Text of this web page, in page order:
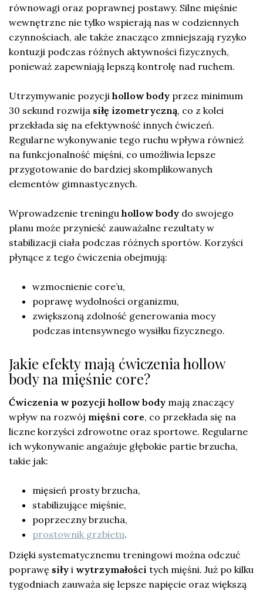
równowagi oraz poprawnej postawy. Silne mięśnie
wewnętrzne nie tylko wspierają nas w codziennych
czynnościach, ale także znacząco zmniejszają ryzyko
kontuzji podczas różnych aktywności fizycznych,
ponieważ zapewniają lepszą kontrolę nad ruchem.
Utrzymywanie pozycji hollow body przez minimum
30 sekund rozwija siłę izometryczną, co z kolei
przekłada się na efektywność innych ćwiczeń.
Regularne wykonywanie tego ruchu wpływa również
na funkcjonalność mięśni, co umożliwia lepsze
przygotowanie do bardziej skomplikowanych
elementów gimnastycznych.
Wprowadzenie treningu hollow body do swojego
planu może przynieść zauważalne rezultaty w
stabilizacji ciała podczas różnych sportów. Korzyści
płynące z tego ćwiczenia obejmują:
wzmocnienie core’u,
poprawę wydolności organizmu,
zwiększoną zdolność generowania mocy
podczas intensywnego wysiłku fizycznego.
Jakie efekty mają ćwiczenia hollow
body na mięśnie core?
Ćwiczenia w pozycji hollow body mają znaczący
wpływ na rozwój mięśni core, co przekłada się na
liczne korzyści zdrowotne oraz sportowe. Regularne
ich wykonywanie angażuje głębokie partie brzucha,
takie jak:
mięsień prosty brzucha,
stabilizujące mięśnie,
poprzeczny brzucha,
prostownik grzbietu.
Dzięki systematycznemu treningowi można odczuć
poprawę siły i wytrzymałości tych mięśni. Już po kilku
tygodniach zauważa się lepsze napięcie oraz większą